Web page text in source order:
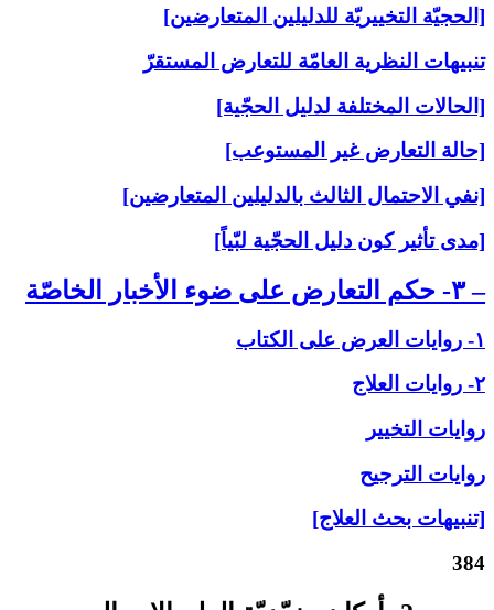
[الحجيّة التخييريّة للدليلين المتعارضين]
تنبيهات النظرية العامّة للتعارض المستقرّ
[الحالات المختلفة لدليل الحجّية]
[حالة التعارض غير المستوعب]
[نفي الاحتمال الثالث بالدليلين المتعارضين]
[مدى تأثير كون دليل الحجّية لبّياً]
– ۳- حكم التعارض على‏ ضوء الأخبار الخاصّة
۱- روايات العرض على‏ الكتاب
۲- روايات العلاج‏
روايات التخيير
روايات الترجيح
[تنبيهات بحث العلاج]
384